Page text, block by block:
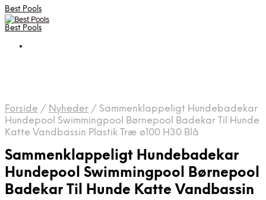
Best Pools
Best Pools
Forside / Nyheder / Sammenklappeligt Hundebadekar
Hundepool Swimmingpool Børnepool Badekar Til Hunde
Katte Vandbassin Plastik Træ ø100 H30 Blå
Sammenklappeligt Hundebadekar
Hundepool Swimmingpool Børnepool
Badekar Til Hunde Katte Vandbassin